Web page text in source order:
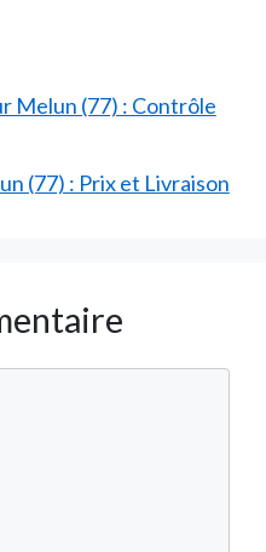
Melun (77) : Contrôle
(77) : Prix et Livraison